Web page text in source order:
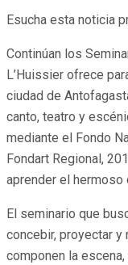
Esucha esta noticia
Continúan los
L’Huissier ofrece
ciudad de
canto, teatro y
mediante el Fondo
Fondart Regional,
aprender el
El seminario que
concebir, proyectar
componen la